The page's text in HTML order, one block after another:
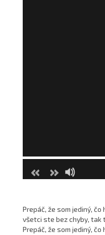
Prepáč, že som jediný, čo
všetci ste bez chyby, tak
Prepáč, že som jediný,